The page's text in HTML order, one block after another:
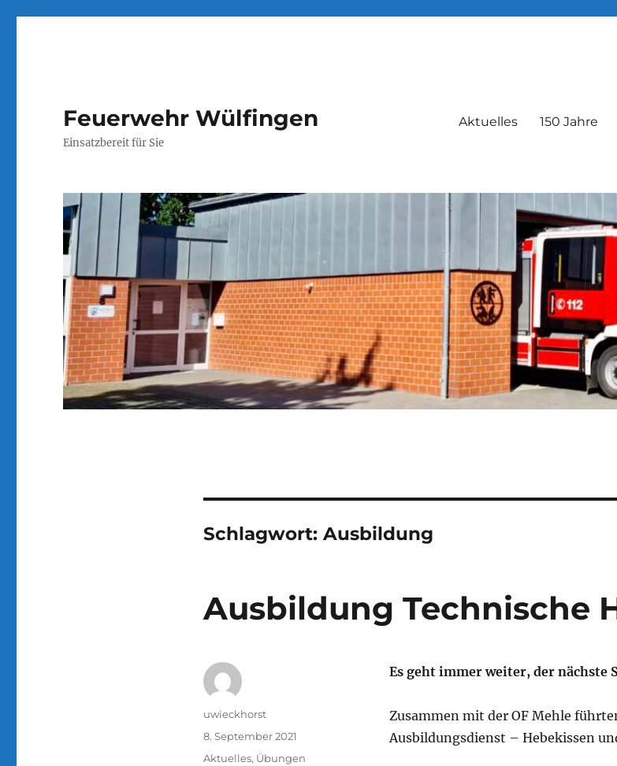
Feuerwehr Wülfingen
Einsatzbereit für Sie
Aktuelles 150 Jahre
Schlagwort: Ausbildung
Ausbildung Technische
Es geht immer weiter, der nächste
Zusammen mit der OF Mehle
Ausbildungsdienst – Hebekissen
Autor
uwieckhorst
Veröffentlicht
am
8. September 2021
Kategorien
Aktuelles, Übungen